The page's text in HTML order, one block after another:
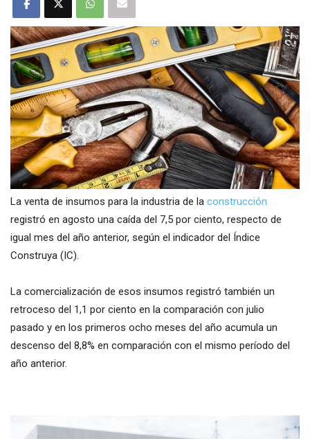
La venta de insumos para la industria de la construcción
registró en agosto una caída del 7,5 por ciento, respecto de
igual mes del año anterior, según el indicador del Índice
Construya (IC).
La comercialización de esos insumos registró también un
retroceso del 1,1 por ciento en la comparación con julio
pasado y en los primeros ocho meses del año acumula un
descenso del 8,8% en comparación con el mismo período del
año anterior.